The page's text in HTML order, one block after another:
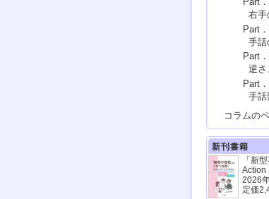
右手
Part
手話
Part
逆さ
Part
手話
コラムの
新刊書籍
「新
Action
2026
定価